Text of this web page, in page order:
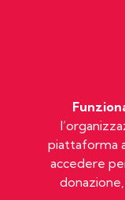
piattaforma
accedere